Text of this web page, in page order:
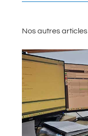
Nos autres articles